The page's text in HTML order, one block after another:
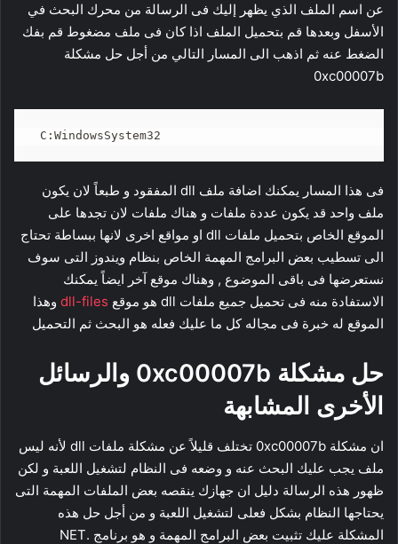
عن اسم الملف الذي يظهر إليك فى الرسالة من محرك البحث في
الأسفل وبعدها قم بتحميل الملف اذا كان فى ملف مضغوط قم بفك
الضغط عنه ثم اذهب الى المسار التالي من أجل حل مشكلة
0xc00007b
C:WindowsSystem32
فى هذا المسار يمكنك اضافة ملف dll المفقود و طبعاً لان يكون
ملف واحد قد يكون عددة ملفات و هناك ملفات لان تجدها على
الموقع الخاص بتحميل ملفات dll او مواقع اخرى لانها ببساطة تحتاج
الى تسطيب بعض البرامج المهمة الخاص بنظام ويندوز التى سوف
نستعرضها فى باقى الموضوع , وهناك موقع آخر ايضاً يمكنك
الاستفادة منه فى تحميل جميع ملفات dll هو موقع
dll-files وهذا
الموقع له خبرة فى مجاله كل ما عليك فعله هو البحث ثم التحميل
حل مشكلة 0xc00007b والرسائل
الأخرى المشابهة
ان مشكلة 0xc00007b تختلف قليلاً عن مشكلة ملفات dll لأنه ليس
ملف يجب عليك البحث عنه و وضعه فى النظام لتشغيل اللعبة و لكن
ظهور هذه الرسالة دليل ان جهازك ينقصه بعض الملفات المهمة التى
يحتاجها النظام بشكل فعلى لتشغيل اللعبة و من أجل حل هذه
المشكلة عليك تثبيت بعض البرامج المهمة و هو برنامج .NET